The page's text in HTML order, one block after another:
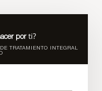
porti?
TRATAMIENTO INTEGRAL